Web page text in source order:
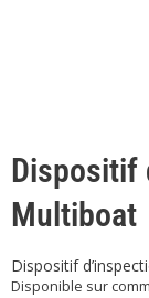
Dispositif
Multiboat
Dispositif
Disponible sur